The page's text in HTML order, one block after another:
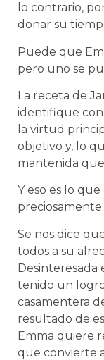
lo contrario,
donar su
Puede que
pero uno se
La receta de
identifique con
la virtud
objetivo y, lo
mantenida
Y eso es lo
preciosamente.
Se nos dice
todos a su
Desinteresada
tenido un
casamentera
resultado de
Emma quiere
que convierte